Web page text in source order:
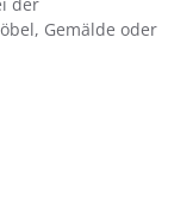
Gemälde oder